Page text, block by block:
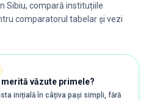
Sibiu, compară instituțiile
comparatorul tabelar și vezi
văzute primele?
inițială în câțiva pași simpli, fără